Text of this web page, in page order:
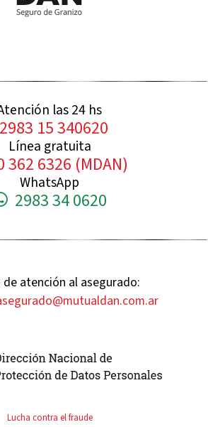
las 24 hs
15 340620
Línea gratuita
362 6326 (MDAN)
WhatsApp
2983 34 0620
de atención al asegurado:
Lucha contra el fraude